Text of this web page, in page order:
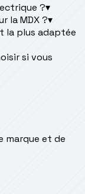
?▾
la MDX ?▾
la plus adaptée
si vous
marque et de